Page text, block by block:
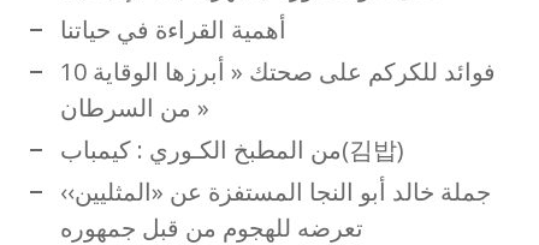
أهمية القراءة في حياتنا
10 فوائد للكركم على صحتك « أبرزها الوقاية
من السرطان »
من المطبخ الكـوري : كيمباب(김밥)
جملة خالد أبو النجا المستفزة عن «المثليين››
تعرضه للهجوم من قبل جمهوره